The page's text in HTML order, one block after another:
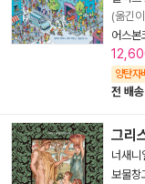
(옮긴
어스본
양탄자
전 배송
그리
너새니
보물창